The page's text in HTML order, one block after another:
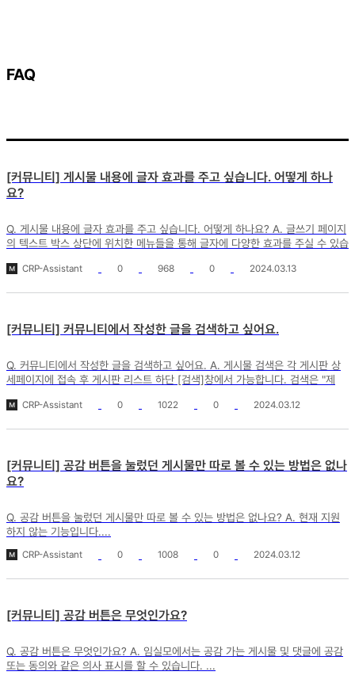
FAQ
[커뮤니티] 게시물 내용에 글자 효과를 주고 싶습니다. 어떻게 하나
요?
Q. 게시물 내용에 글자 효과를 주고 싶습니다. 어떻게 하나요? A. 글쓰기 페이지
의 텍스트 박스 상단에 위치한 메뉴들을 통해 글자에 다양한 효과를 주실 수 있습
CRP-Assistant 0 968 0 2024.03.13
[커뮤니티] 커뮤니티에서 작성한 글을 검색하고 싶어요.
Q. 커뮤니티에서 작성한 글을 검색하고 싶어요. A. 게시물 검색은 각 게시판 상
세페이지에 접속 후 게시판 리스트 하단 [검색]창에서 가능합니다. 검색은 "제
CRP-Assistant 0 1022 0 2024.03.12
[커뮤니티] 공감 버튼을 눌렀던 게시물만 따로 볼 수 있는 방법은 없나
요?
Q. 공감 버튼을 눌렀던 게시물만 따로 볼 수 있는 방법은 없나요? A. 현재 지원
하지 않는 기능입니다....
CRP-Assistant 0 1008 0 2024.03.12
[커뮤니티] 공감 버튼은 무엇인가요?
Q. 공감 버튼은 무엇인가요? A. 임실모에서는 공감 가는 게시물 및 댓글에 공감
또는 동의와 같은 의사 표시를 할 수 있습니다. ...